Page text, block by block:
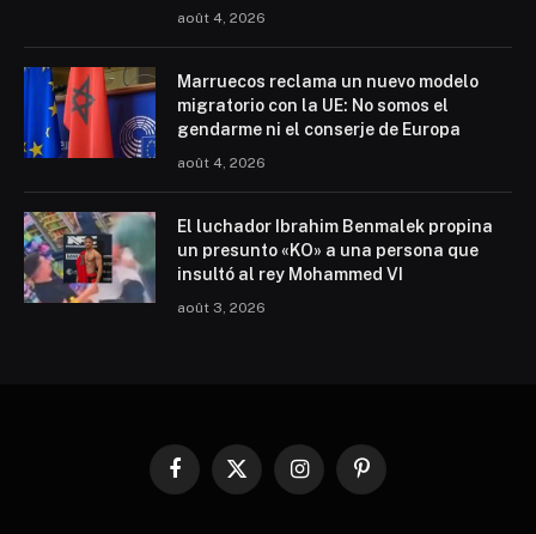
août 4, 2026
Marruecos reclama un nuevo modelo
migratorio con la UE: No somos el
gendarme ni el conserje de Europa
août 4, 2026
El luchador Ibrahim Benmalek propina
un presunto «KO» a una persona que
insultó al rey Mohammed VI
août 3, 2026
Facebook
X
InstagramPinterest